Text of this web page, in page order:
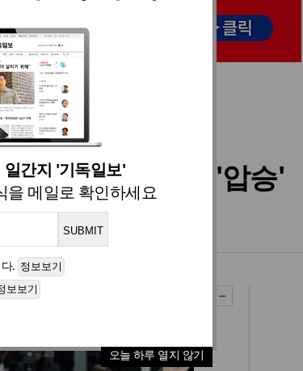
간지 '기독일보'
을 메일로 확인하세요
.
오늘 하루 열지 않기
입력 2021. 04. 08 06:41
박형준 62.7% '압승'
개표 완료 결과